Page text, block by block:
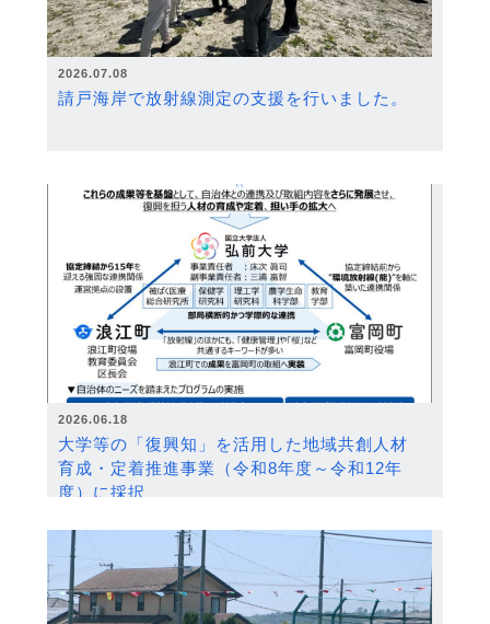
2026.07.08
請戸海岸で放射線測定の支援を行いました。
2026.06.18
大学等の「復興知」を活用した地域共創人材
育成・定着推進事業（令和8年度～令和12年
度）に採択